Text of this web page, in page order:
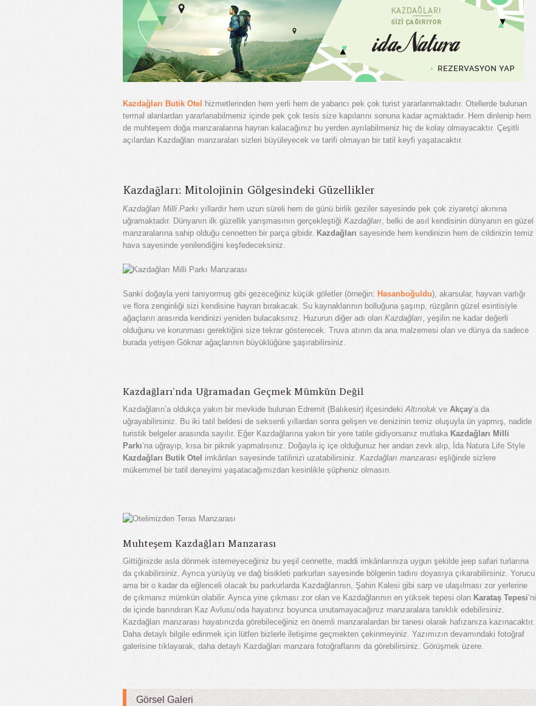
Kazdağları Butik Otel
hizmetlerinden hem yerli hem de yabancı pek çok turist yararlanmaktadır. Otellerde bulunan
termal alanlardan yararlanabilmeniz içinde pek çok tesis size kapılarını sonuna kadar açmaktadır. Hem dinlenip hem
de muhteşem doğa manzaralarına hayran kalacağınız bu yerden ayrılabilmeniz hiç de kolay olmayacaktır. Çeşitli
açılardan Kazdağları manzaraları sizleri büyüleyecek ve tarifi olmayan bir tatil keyfi yaşatacaktır.
Kazdağları: Mitolojinin Gölgesindeki Güzellikler
Kazdağları Milli Parkı yıllardır hem uzun süreli hem de günü birlik geziler sayesinde pek çok ziyaretçi akınına
uğramaktadır. Dünyanın ilk güzellik yarışmasının gerçekleştiği Kazdağları, belki de asıl kendisinin dünyanın en güzel
manzaralarına sahip olduğu cennetten bir parça gibidir. Kazdağları sayesinde hem kendinizin hem de cildinizin temiz
hava sayesinde yenilendiğini keşfedeceksiniz.
Sanki doğayla yeni tanıyormuş gibi gezeceğiniz küçük göletler (örneğin: Hasanboğuldu), akarsular, hayvan varlığı
ve flora zenginliği sizi kendisine hayran bırakacak. Su kaynaklarının bolluğuna şaşırıp, rüzgârın güzel esintisiyle
ağaçların arasında kendinizi yeniden bulacaksınız. Huzurun diğer adı olan Kazdağları, yeşilin ne kadar değerli
olduğunu ve korunması gerektiğini size tekrar gösterecek. Truva atının da ana malzemesi olan ve dünya da sadece
burada yetişen Göknar ağaçlarının büyüklüğüne şaşırabilirsiniz.
Kazdağları’nda Uğramadan Geçmek Mümkün Değil
Kazdağların’a oldukça yakın bir mevkide bulunan Edremit (Balıkesir) ilçesindeki Altınoluk ve Akçay’a da
uğrayabilirsiniz. Bu iki tatil beldesi de seksenli yıllardan sonra gelişen ve denizinin temiz oluşuyla ün yapmış, nadide
turistik belgeler arasında sayılır. Eğer Kazdağlarına yakın bir yere tatile gidiyorsanız mutlaka Kazdağları Milli
Parkı’na uğrayıp, kısa bir piknik yapmalısınız. Doğayla iç içe olduğunuz her andan zevk alıp, İda Natura Life Style
Kazdağları Butik Otel imkânları sayesinde tatilinizi uzatabilirsiniz. Kazdağları manzarası eşliğinde sizlere
mükemmel bir tatil deneyimi yaşatacağımızdan kesinlikle şüpheniz olmasın.
Muhteşem Kazdağları Manzarası
Gittiğinizde asla dönmek istemeyeceğiniz bu yeşil cennette, maddi imkânlarınıza uygun şekilde jeep safari turlarına
da çıkabilirsiniz. Ayrıca yürüyüş ve dağ bisikleti parkurları sayesinde bölgenin tadını doyasıya çıkarabilirsiniz. Yorucu
ama bir o kadar da eğlenceli olacak bu parkurlarda Kazdağlarının, Şahin Kalesi gibi sarp ve ulaşılması zor yerlerine
de çıkmanız mümkün olabilir. Ayrıca yine çıkması zor olan ve Kazdağlarının en yüksek tepesi olan Karataş Tepesi‘ni
de içinde barındıran Kaz Avlusu’nda hayatınız boyunca unutamayacağınız manzaralara tanıklık edebilirsiniz.
Kazdağları manzarası hayatınızda görebileceğiniz en önemli manzaralardan bir tanesi olarak hafızanıza kazınacaktır.
Daha detaylı bilgile edinmek için lütfen bizlerle iletişime geçmekten çekinmeyiniz. Yazımızın devamındaki fotoğraf
galerisine tıklayarak, daha detaylı Kazdağları manzara fotoğraflarını da görebilirsiniz. Görüşmek üzere.
Görsel Galeri